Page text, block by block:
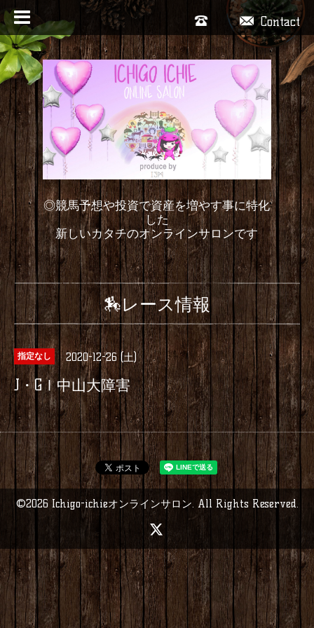
Contact
◎競馬予想や投資で資産を増やす事に特化
した
新しいカタチのオンラインサロンです
🏇レース情報
指定なし 2020-12-26 (土)
J・GⅠ中山大障害
©2026 Ichigo-ichieオンラインサロン . All Rights Reserved.